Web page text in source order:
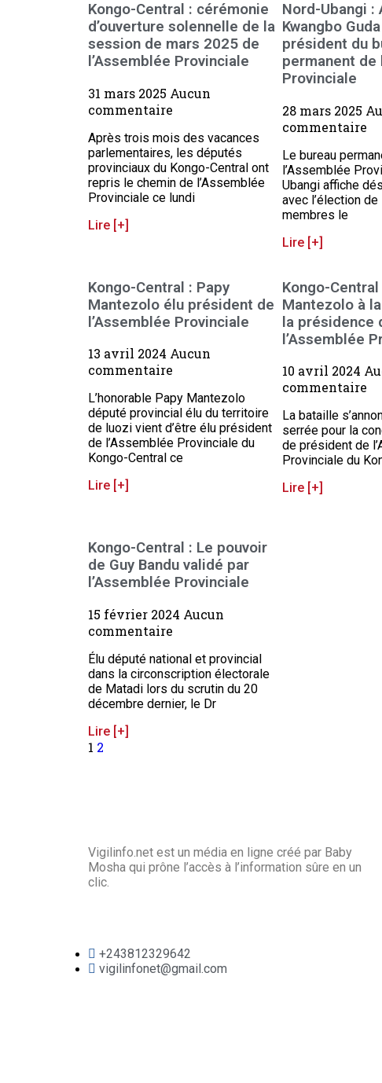
Kongo-Central : cérémonie
d’ouverture solennelle de la
session de mars 2025 de
l’Assemblée Provinciale
31 mars 2025 Aucun
commentaire
Après trois mois des vacances
parlementaires, les députés
provinciaux du Kongo-Central ont
repris le chemin de l’Assemblée
Provinciale ce lundi
Lire [+]
Nord-Ubangi :
Kwangbo
président du
permanent de
Provinciale
28 mars 2025
commentaire
Le bureau
l’Assemblée
Ubangi affiche
avec l’élection
membres le
Lire [+]
Kongo-Central : Papy
Mantezolo élu président de
l’Assemblée Provinciale
13 avril 2024 Aucun
commentaire
L’honorable Papy Mantezolo
député provincial élu du territoire
de luozi vient d’être élu président
de l’Assemblée Provinciale du
Kongo-Central ce
Lire [+]
Kongo-Central
Mantezolo à
la présidence
l’Assemblée
10 avril 2024
commentaire
La bataille
serrée pour la
de président de
Provinciale du
Lire [+]
Kongo-Central : Le pouvoir
de Guy Bandu validé par
l’Assemblée Provinciale
15 février 2024 Aucun
commentaire
Élu député national et provincial
dans la circonscription électorale
de Matadi lors du scrutin du 20
décembre dernier, le Dr
Lire [+]
1 2
Vigilinfo.net est un média en ligne créé par Baby
Mosha qui prône l’accès à l’information sûre en un
clic.
+243812329642
vigilinfonet@gmail.com